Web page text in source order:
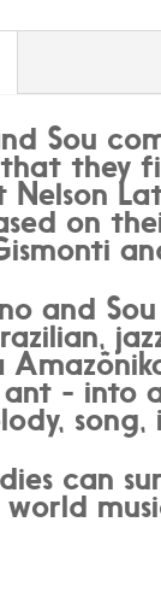
Sou
they
Nelson
on
and
- into
can